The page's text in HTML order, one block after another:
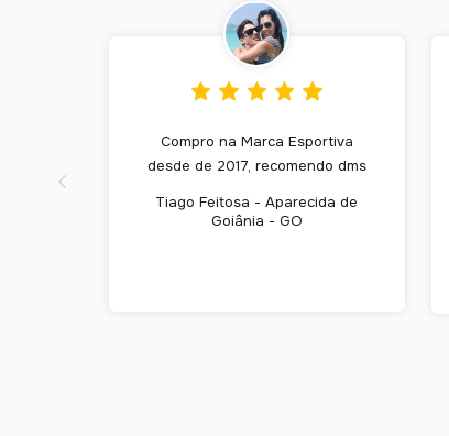
Compro na Marca Esportiva
desde de 2017, recomendo dms
Tiago Feitosa - Aparecida de
Goiânia - GO